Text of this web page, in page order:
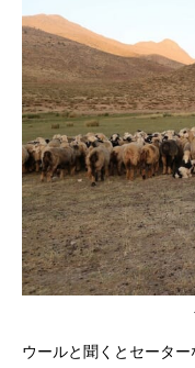
ウールと聞くとセータ